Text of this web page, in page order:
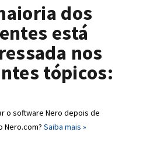
dos
está
nos
tópicos:
o software Nero depois de
Nero.com? Saiba mais »